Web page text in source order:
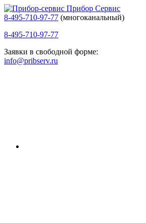
Прибор Сервис
8-495-710-97-77 (многоканальный)
8-495-710-97-77
Заявки в свободной форме:
info@pribserv.ru